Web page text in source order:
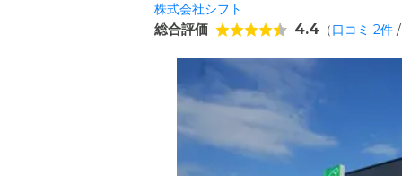
株式会社シフト
総合評価 4.4 （口コミ 2件 /